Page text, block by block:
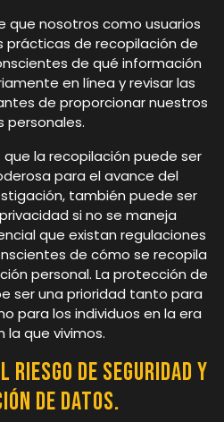
que nosotros como usuarios
de recopilación de
de qué información
en línea y revisar las
de proporcionar nuestros
personales.
que la recopilación puede ser
para el avance del
también puede ser
si no se maneja
que existan regulaciones
de cómo se recopila
personal. La protección de
ser una prioridad tanto para
para los individuos en la era
la que vivimos.
riesgo de seguridad y
de datos.